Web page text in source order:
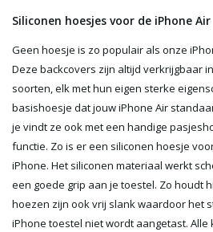
Siliconen hoesjes voor de iPhone Air
Geen hoesje is zo populair als onze
Deze backcovers zijn altijd verkrijgbaar
soorten, elk met hun eigen sterke
basishoesje dat jouw iPhone Air
je vindt ze ook met een handige
functie. Zo is er een siliconen hoesje
iPhone. Het siliconen materiaal werkt
een goede grip aan je toestel. Zo houdt
hoezen zijn ook vrij slank waardoor het
iPhone toestel niet wordt aangetast.